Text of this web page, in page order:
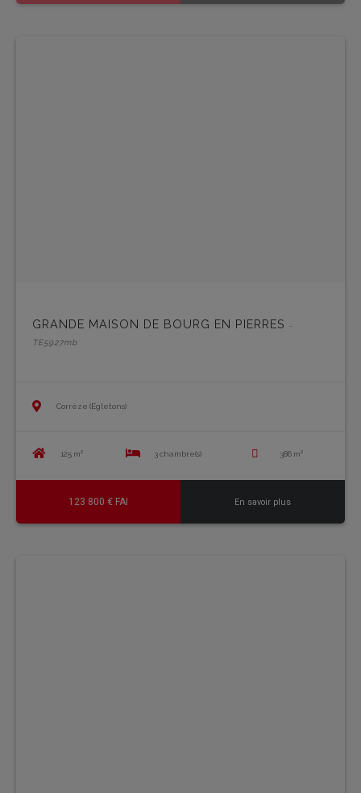
GRANDE MAISON DE BOURG EN PIERRES
-
TE5927mb
Corrèze (Egletons)
125 m² 3 chambre(s) 386 m²
123 800 € FAI En savoir plus